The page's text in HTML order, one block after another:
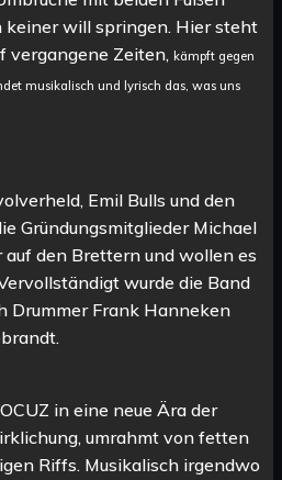
keiner will springen. Hier steht
vergangene Zeiten, kämpft gegen
musikalisch und lyrisch das, was uns
Emil Bulls und den
Gründungsmitglieder Michael
auf den Brettern und wollen es
wurde die Band
Drummer Frank Hanneken
in eine neue Ära der
umrahmt von fetten
Riffs. Musikalisch irgendwo